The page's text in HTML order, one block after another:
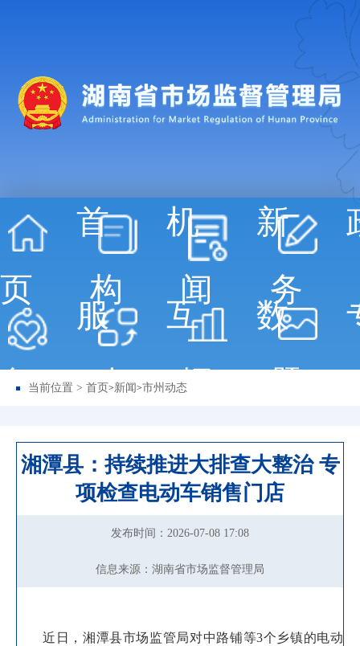
首
页
机
构
新
闻 务
服
务
互
动
数
据 题
当前位置 > 首页 >新闻>市州动态
湘潭县：持续推进大排查大整治 专
项检查电动车销售门店
发布时间：2026-07-08 17:08
信息来源：湖南省市场监督管理局
近日 ， 湘潭县市场监管局对中路铺等3个乡镇的电动